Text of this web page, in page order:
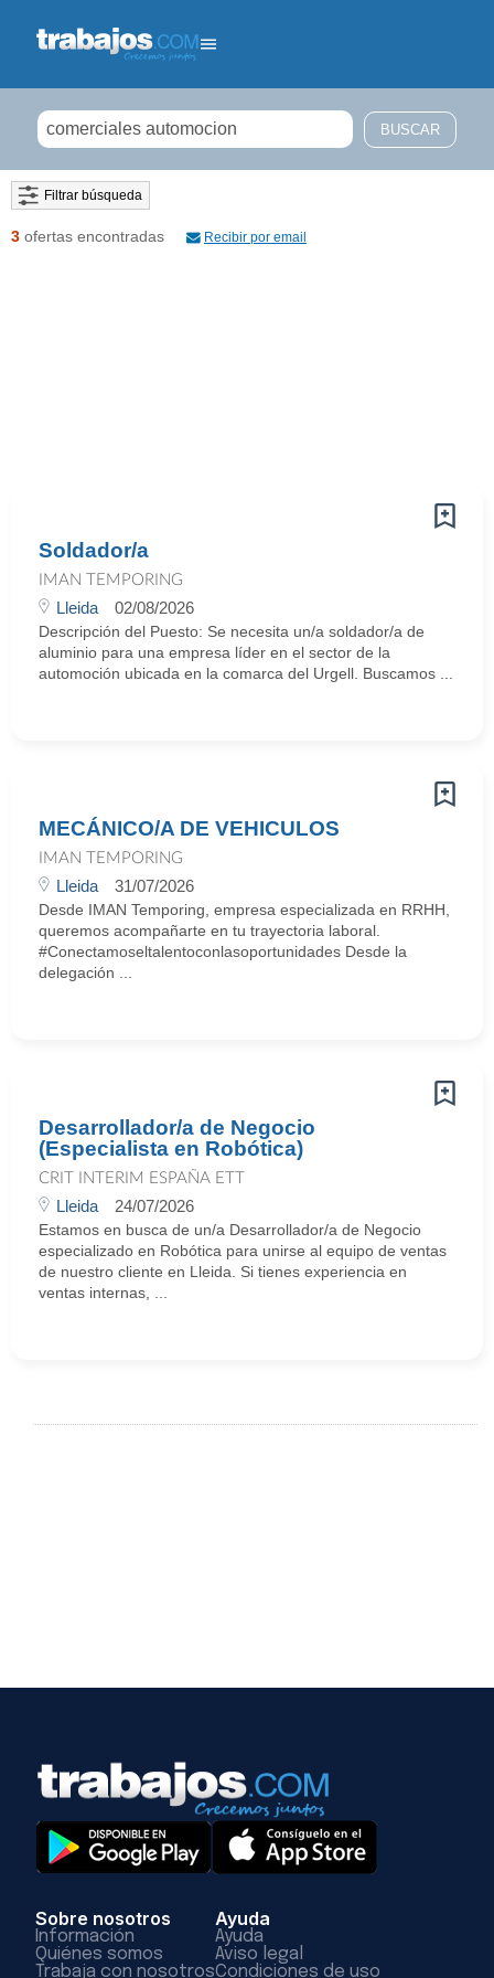
Filtrar búsqueda
3 ofertas encontradas Recibir por email
Soldador/a
IMAN TEMPORING
Lleida 02/08/2026
Descripción del Puesto: Se necesita un/a soldador/a de
aluminio para una empresa líder en el sector de la
automoción ubicada en la comarca del Urgell. Buscamos ...
MECÁNICO/A DE VEHICULOS
IMAN TEMPORING
Lleida 31/07/2026
Desde IMAN Temporing, empresa especializada en RRHH,
queremos acompañarte en tu trayectoria laboral.
#Conectamoseltalentoconlasoportunidades Desde la
delegación ...
Desarrollador/a de Negocio
(Especialista en Robótica)
CRIT INTERIM ESPAÑA ETT
Lleida 24/07/2026
Estamos en busca de un/a Desarrollador/a de Negocio
especializado en Robótica para unirse al equipo de ventas
de nuestro cliente en Lleida. Si tienes experiencia en
ventas internas, ...
Sobre nosotros
Información
Quiénes somos
Trabaja con nosotros
Ayuda
Ayuda
Aviso legal
Condiciones de uso